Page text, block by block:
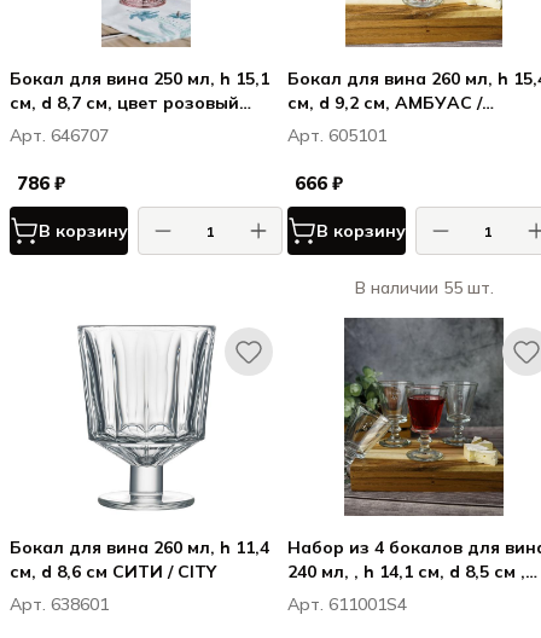
Бокал для вина 250 мл, h 15,1
см, d 8,7 см, цвет розовый
ВЕРСАЛЛЕС / VERSAILLES
ROSE
Арт. 646707
786 ₽
В корзину
Бокал для вина 260 мл, h
см, d 9,2 см, АМБУАС /
AMBOISE
Арт. 605101
666 ₽
В корзину
В наличии 55 шт.
Бокал для вина 260 мл, h 11,4
см, d 8,6 см СИТИ / CITY
Арт. 638601
Набор из 4 бокалов для
240 мл, , h 14,1 см, d 8,5 см ,
АБЕЙ / ABEILLE
Арт. 611001S4